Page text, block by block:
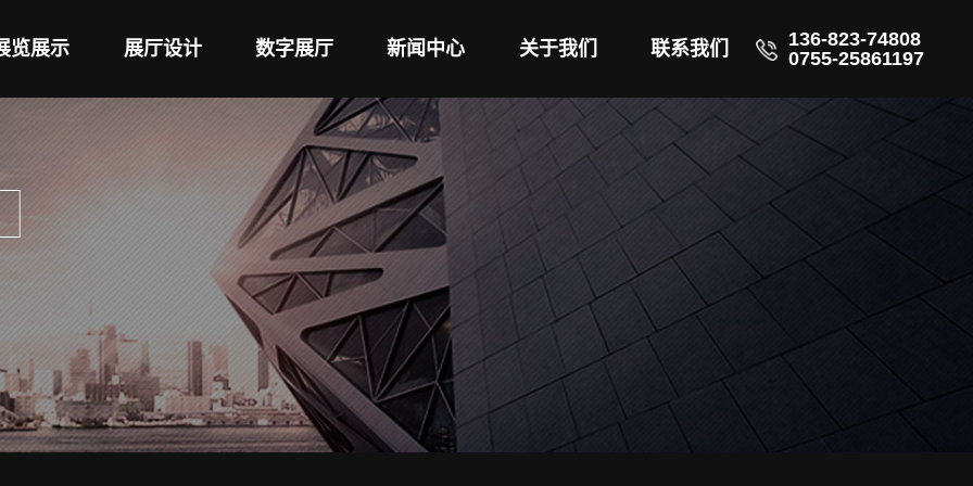
览展示 展厅设计 数字展厅 新闻中心 关于我们 联系我们
136-823-74808
0755-25861197